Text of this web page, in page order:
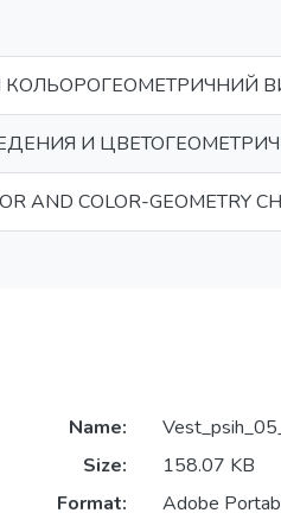
КОЛЬОРОГЕОМЕТРИЧНИЙ
И
AND COLOR-GEOMETRY
Name:
Size:
158.07 KB
Format:
Adobe